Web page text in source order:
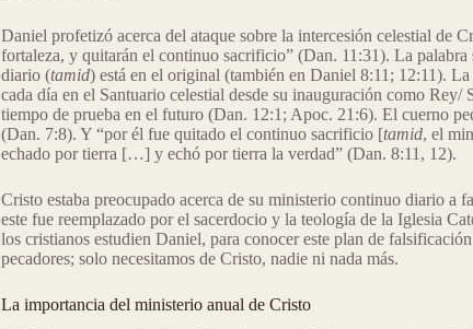
Daniel profetizó acerca del ataque sobre la intercesión celestial de
fortaleza, y quitarán el continuo sacrificio” (Dan. 11:31). La
diario (tamid) está en el original (también en Daniel 8:11; 12:11).
cada día en el Santuario celestial desde su inauguración como
tiempo de prueba en el futuro (Dan. 12:1; Apoc. 21:6). El cuerno
(Dan. 7:8). Y “por él fue quitado el continuo sacrificio [tamid, el
echado por tierra […] y echó por tierra la verdad” (Dan. 8:11, 12).
Cristo estaba preocupado acerca de su ministerio continuo diario a
este fue reemplazado por el sacerdocio y la teología de la Iglesia
los cristianos estudien Daniel, para conocer este plan de
pecadores; solo necesitamos de Cristo, nadie ni nada más.
La importancia del ministerio anual de Cristo